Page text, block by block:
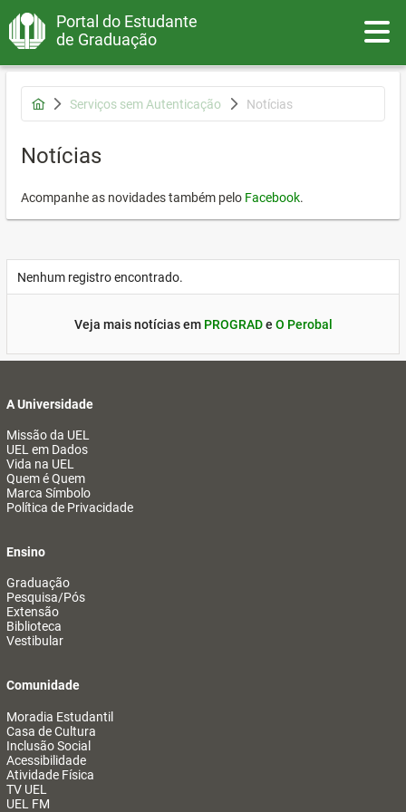
Portal do Estudante
de Graduação
Serviços sem Autenticação Notícias
Notícias
Acompanhe as novidades também pelo Facebook.
Nenhum registro encontrado.
Veja mais notícias em PROGRADe O Perobal
A Universidade
Missão da UEL
UEL em Dados
Vida na UEL
Quem é Quem
Marca Símbolo
Política de Privacidade
Ensino
Graduação
Pesquisa/Pós
Extensão
Biblioteca
Vestibular
Comunidade
Moradia Estudantil
Casa de Cultura
Inclusão Social
Acessibilidade
Atividade Física
TV UEL
UEL FM